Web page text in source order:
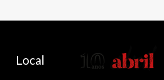
Local AbrilAbril